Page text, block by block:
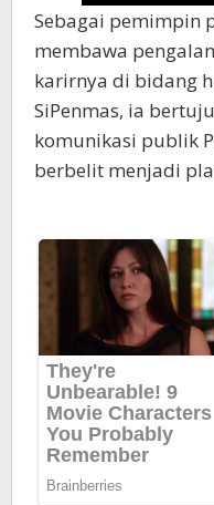
Sebagai pemimpin
membawa
karirnya di bidang
SiPenmas, ia
komunikasi publik
berbelit menjadi